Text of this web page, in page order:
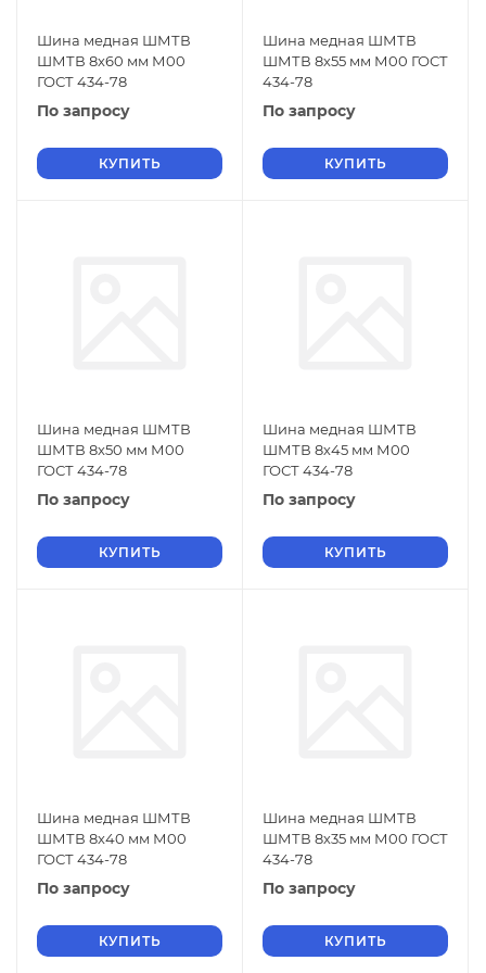
Шина медная ШМТВ
ШМТВ 8х60 мм М00
ГОСТ 434-78
По запросу
КУПИТЬ
Шина медная ШМТВ
ШМТВ 8х55 мм М00 ГОСТ
434-78
По запросу
КУПИТЬ
Шина медная ШМТВ
ШМТВ 8х50 мм М00
ГОСТ 434-78
По запросу
КУПИТЬ
Шина медная ШМТВ
ШМТВ 8х45 мм М00
ГОСТ 434-78
По запросу
КУПИТЬ
Шина медная ШМТВ
ШМТВ 8х40 мм М00
ГОСТ 434-78
По запросу
КУПИТЬ
Шина медная ШМТВ
ШМТВ 8х35 мм М00 ГОСТ
434-78
По запросу
КУПИТЬ